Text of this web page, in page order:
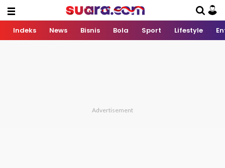
Indeks News Bisnis Bola Sport Lifestyle